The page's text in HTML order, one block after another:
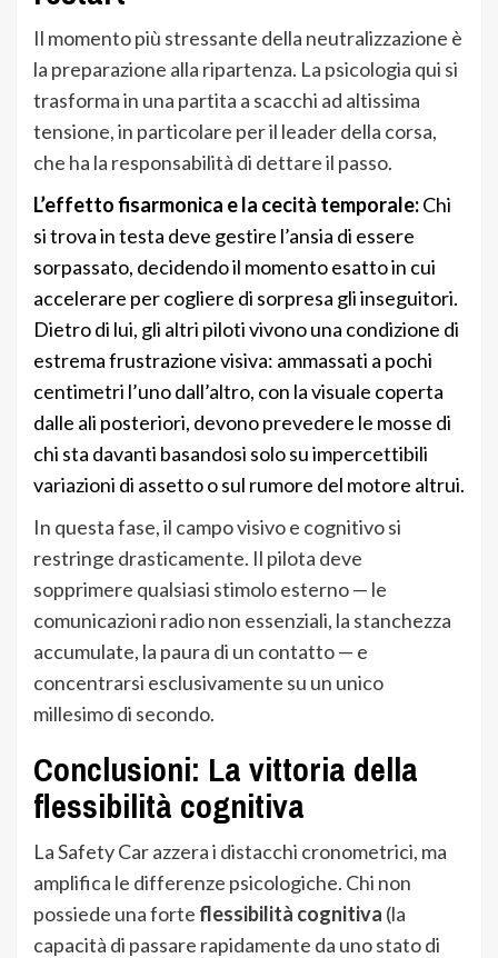
Il momento più stressante della neutralizzazione è
la preparazione alla ripartenza. La psicologia qui si
trasforma in una partita a scacchi ad altissima
tensione, in particolare per il leader della corsa,
che ha la responsabilità di dettare il passo.
L’effetto fisarmonica e la cecità temporale:Chi
si trova in testa deve gestire l’ansia di essere
sorpassato, decidendo il momento esatto in cui
accelerare per cogliere di sorpresa gli inseguitori.
Dietro di lui, gli altri piloti vivono una condizione di
estrema frustrazione visiva: ammassati a pochi
centimetri l’uno dall’altro, con la visuale coperta
dalle ali posteriori, devono prevedere le mosse di
chi sta davanti basandosi solo su impercettibili
variazioni di assetto o sul rumore del motore altrui.
In questa fase, il campo visivo e cognitivo si
restringe drasticamente. Il pilota deve
sopprimere qualsiasi stimolo esterno — le
comunicazioni radio non essenziali, la stanchezza
accumulate, la paura di un contatto — e
concentrarsi esclusivamente su un unico
millesimo di secondo.
Conclusioni: La vittoria della
flessibilità cognitiva
La Safety Car azzera i distacchi cronometrici, ma
amplifica le differenze psicologiche. Chi non
possiede una forte flessibilità cognitiva (la
capacità di passare rapidamente da uno stato di